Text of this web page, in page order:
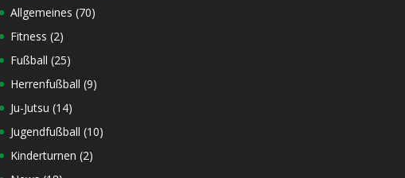
Allgemeines (70)
Fitness (2)
Fußball (25)
Herrenfußball (9)
Ju-Jutsu (14)
Jugendfußball (10)
Kinderturnen (2)